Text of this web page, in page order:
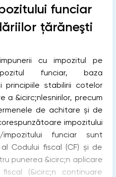
funciar
ţărăneşti
cu impozitul pe
funciar, baza
principiile stabilirii cotelor
a &icirc;nlesnirilor, precum
de achitare și de
impozitului
funciar sunt
Codului fiscal (CF) și de
punerea &icirc;n aplicare
(&icirc;n continuare